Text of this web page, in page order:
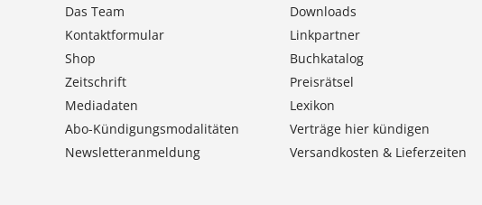
Das Team
Kontaktformular
Shop
Zeitschrift
Mediadaten
Abo-Kündigungsmodalitäten
Newsletteranmeldung
Downloads
Linkpartner
Buchkatalog
Preisrätsel
Lexikon
Verträge hier kündigen
Versandkosten & Lieferzeiten